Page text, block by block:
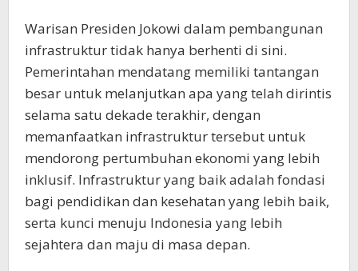
Warisan Presiden Jokowi dalam pembangunan
infrastruktur tidak hanya berhenti di sini.
Pemerintahan mendatang memiliki tantangan
besar untuk melanjutkan apa yang telah dirintis
selama satu dekade terakhir, dengan
memanfaatkan infrastruktur tersebut untuk
mendorong pertumbuhan ekonomi yang lebih
inklusif. Infrastruktur yang baik adalah fondasi
bagi pendidikan dan kesehatan yang lebih baik,
serta kunci menuju Indonesia yang lebih
sejahtera dan maju di masa depan.